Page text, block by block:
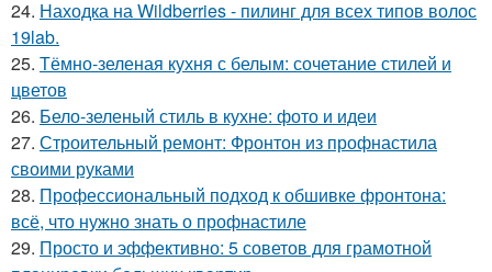
24. Находка на Wildberries - пилинг для всех типов волос
19lab.
25. Тёмно-зеленая кухня с белым: сочетание стилей и
цветов
26. Бело-зеленый стиль в кухне: фото и идеи
27. Строительный ремонт: Фронтон из профнастила
своими руками
28. Профессиональный подход к обшивке фронтона:
всё, что нужно знать о профнастиле
29. Просто и эффективно: 5 советов для грамотной